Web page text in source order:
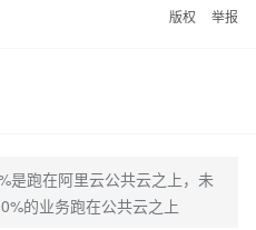
版权 举报
是跑在阿里云公共云之上，未
的业务跑在公共云之上